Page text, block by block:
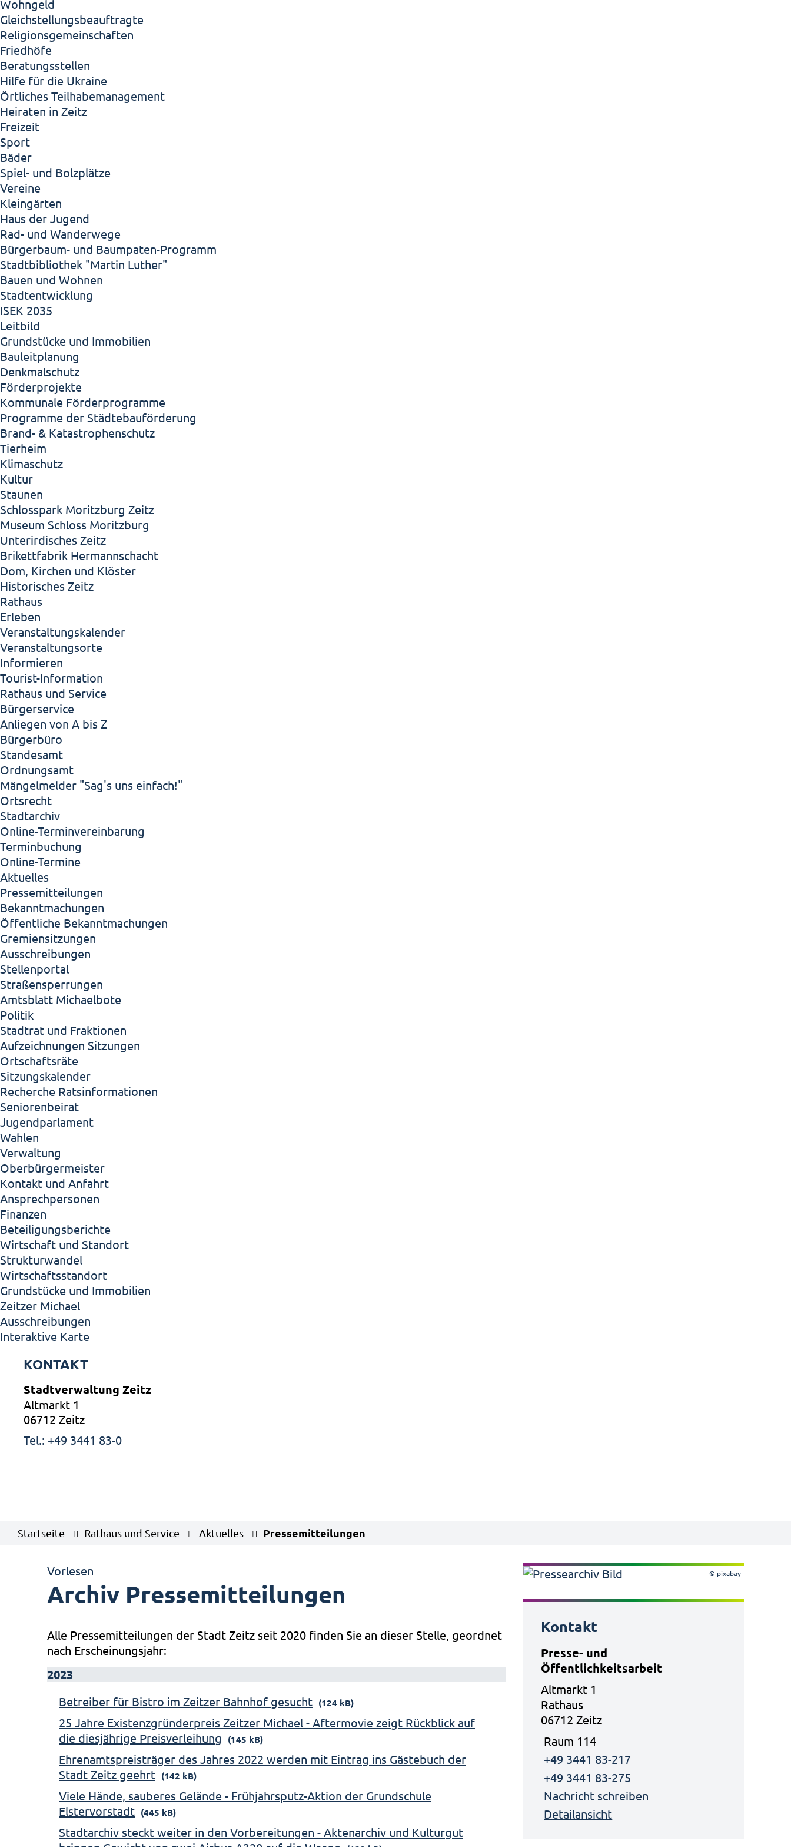
Wohngeld
Gleichstellungsbeauftragte
Religionsgemeinschaften
Friedhöfe
Beratungsstellen
Hilfe für die Ukraine
Örtliches Teilhabemanagement
Heiraten in Zeitz
Freizeit
Sport
Bäder
Spiel- und Bolzplätze
Vereine
Kleingärten
Haus der Jugend
Rad- und Wanderwege
Bürgerbaum- und Baumpaten-Programm
Stadtbibliothek "Martin Luther"
Bauen und Wohnen
Stadtentwicklung
ISEK 2035
Leitbild
Grundstücke und Immobilien
Bauleitplanung
Denkmalschutz
Förderprojekte
Kommunale Förderprogramme
Programme der Städtebauförderung
Brand- & Katastrophenschutz
Tierheim
Klimaschutz
Kultur
Staunen
Schlosspark Moritzburg Zeitz
Museum Schloss Moritzburg
Unterirdisches Zeitz
Brikettfabrik Hermannschacht
Dom, Kirchen und Klöster
Historisches Zeitz
Rathaus
Erleben
Veranstaltungskalender
Veranstaltungsorte
Informieren
Tourist-Information
Rathaus und Service
Bürgerservice
Anliegen von A bis Z
Bürgerbüro
Standesamt
Ordnungsamt
Mängelmelder "Sag's uns einfach!"
Ortsrecht
Stadtarchiv
Online-Terminvereinbarung
Terminbuchung
Online-Termine
Aktuelles
Pressemitteilungen
Bekanntmachungen
Öffentliche Bekanntmachungen
Gremiensitzungen
Ausschreibungen
Stellenportal
Straßensperrungen
Amtsblatt Michaelbote
Politik
Stadtrat und Fraktionen
Aufzeichnungen Sitzungen
Ortschaftsräte
Sitzungskalender
Recherche Ratsinformationen
Seniorenbeirat
Jugendparlament
Wahlen
Verwaltung
Oberbürgermeister
Kontakt und Anfahrt
Ansprechpersonen
Finanzen
Beteiligungsberichte
Wirtschaft und Standort
Strukturwandel
Wirtschaftsstandort
Grundstücke und Immobilien
Zeitzer Michael
Ausschreibungen
Interaktive Karte
KONTAKT
Stadtverwaltung Zeitz
Altmarkt 1
06712 Zeitz
Tel.: +49 3441 83-0
Startseite Rathaus und Service Aktuelles Pressemitteilungen
Vorlesen
Archiv Pressemitteilungen
Alle Pressemitteilungen der Stadt Zeitz seit 2020 finden Sie an dieser Stelle, geordnet
nach Erscheinungsjahr:
2023
Betreiber für Bistro im Zeitzer Bahnhof gesucht (124 kB)
25 Jahre Existenzgründerpreis Zeitzer Michael - Aftermovie zeigt Rückblick auf
die diesjährige Preisverleihung
(145 kB)
Ehrenamtspreisträger des Jahres 2022 werden mit Eintrag ins Gästebuch der
Stadt Zeitz geehrt (142 kB)
Viele Hände, sauberes Gelände - Frühjahrsputz-Aktion der Grundschule
Elstervorstadt (445 kB)
Stadtarchiv steckt weiter in den Vorbereitungen - Aktenarchiv und Kulturgut
© pixabay
Kontakt
Presse- und
Öffentlichkeitsarbeit
Altmarkt 1
Rathaus
06712 Zeitz
Raum 114
+49 3441 83-217
+49 3441 83-275
Nachricht schreiben
Detailansicht